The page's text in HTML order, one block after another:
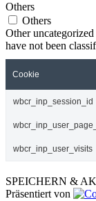
Others
Others
Other
have not been
Cookie
wbcr_inp_session_id
wbcr_inp_user_visits
SPEICHERN &
Präsentiert von